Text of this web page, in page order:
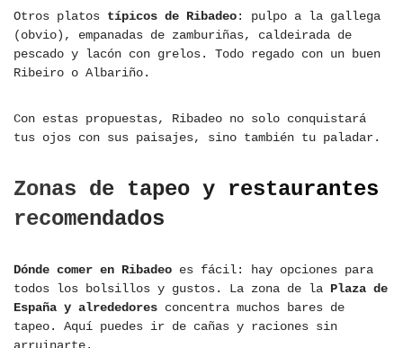
Otros platos típicos de Ribadeo: pulpo a la gallega
(obvio), empanadas de zamburiñas, caldeirada de
pescado y lacón con grelos. Todo regado con un buen
Ribeiro o Albariño.
Con estas propuestas, Ribadeo no solo conquistará
tus ojos con sus paisajes, sino también tu paladar.
Zonas de tapeo y restaurantes
recomendados
Dónde comer en Ribadeo es fácil: hay opciones para
todos los bolsillos y gustos. La zona de la Plaza de
España y alrededores concentra muchos bares de
tapeo. Aquí puedes ir de cañas y raciones sin
arruinarte.